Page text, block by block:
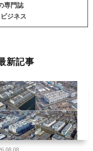
専門誌
ジネス
新記事